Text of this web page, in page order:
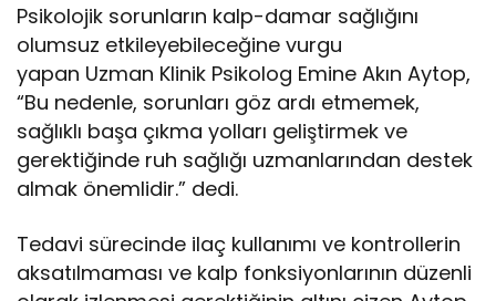
Psikolojik sorunların kalp-damar sağlığını
olumsuz etkileyebileceğine vurgu
yapan Uzman Klinik Psikolog Emine Akın Aytop,
“Bu nedenle, sorunları göz ardı etmemek,
sağlıklı başa çıkma yolları geliştirmek ve
gerektiğinde ruh sağlığı uzmanlarından destek
almak önemlidir.” dedi.
Tedavi sürecinde ilaç kullanımı ve kontrollerin
aksatılmaması ve kalp fonksiyonlarının düzenli